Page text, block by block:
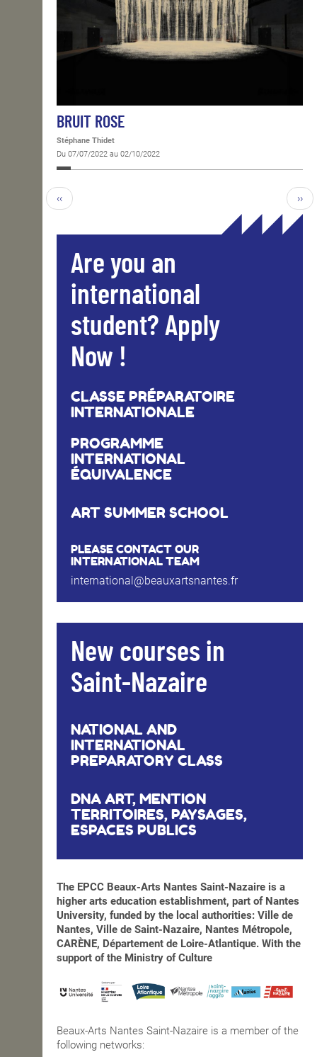
BRUIT ROSE
Stéphane Thidet
Du 07/07/2022 au 02/10/2022
‹‹ ››
Are you an
international
student? Apply
Now !
CLASSE PRÉPARATOIRE
INTERNATIONALE
PROGRAMME
INTERNATIONAL
ÉQUIVALENCE
ART SUMMER SCHOOL
PLEASE CONTACT OUR
INTERNATIONAL TEAM
international@beauxartsnantes.fr
New courses in
Saint-Nazaire
NATIONAL AND
INTERNATIONAL
PREPARATORY CLASS
DNA ART, MENTION
TERRITOIRES, PAYSAGES,
ESPACES PUBLICS
The EPCC Beaux-Arts Nantes Saint-Nazaire is a
higher arts education establishment, part of Nantes
University, funded by the local authorities: Ville de
Nantes, Ville de Saint-Nazaire, Nantes Métropole,
CARÈNE, Département de Loire-Atlantique. With the
support of the Ministry of Culture
Beaux-Arts Nantes Saint-Nazaire is a member of the
following networks: